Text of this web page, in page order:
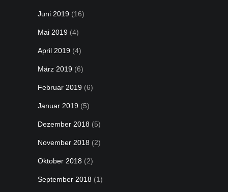
Juni 2019 (16)
Mai 2019 (4)
April 2019 (4)
März 2019 (6)
Februar 2019 (6)
Januar 2019 (5)
Dezember 2018 (5)
November 2018 (2)
Oktober 2018 (2)
September 2018 (1)